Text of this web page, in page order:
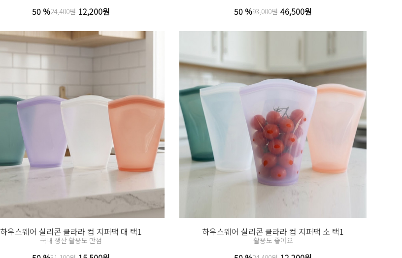
50 %24,400원 12,200원 50 %93,000원 46,500원
하우스웨어 실리콘 클라라 컵 지퍼팩 대 택1
국내 생산 활용도 만점
하우스웨어 실리콘 클라라 컵 지퍼팩 소 택1
활용도 좋아요